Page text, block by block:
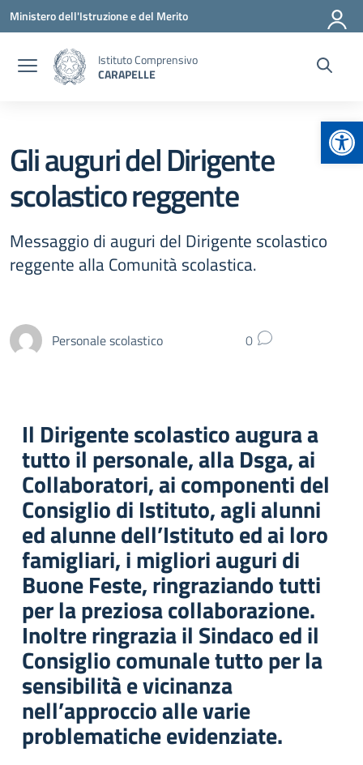
Vai ai contenuti
Vai al menu di navigazione
Vai al footer
Ministero dell'Istruzione e del Merito
Istituto Comprensivo
CARAPELLE
Gli auguri del Dirigente
scolastico reggente
Messaggio di auguri del Dirigente scolastico
reggente alla Comunità scolastica.
Personale scolastico 0
Il Dirigente scolastico augura a
tutto il personale, alla Dsga, ai
Collaboratori, ai componenti del
Consiglio di Istituto, agli alunni
ed alunne dell’Istituto ed ai loro
famigliari, i migliori auguri di
Buone Feste, ringraziando tutti
per la preziosa collaborazione.
Inoltre ringrazia il Sindaco ed il
Consiglio comunale tutto per la
sensibilità e vicinanza
nell’approccio alle varie
problematiche evidenziate.